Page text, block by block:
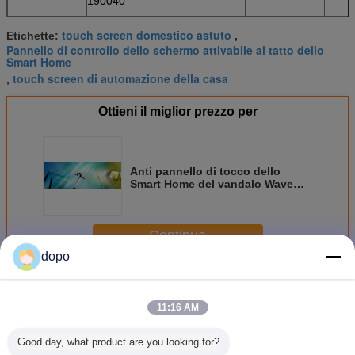
Etichette: touch screen domestico astuto ,
Pannello di controllo dello schermo attivabile al tatto dello
Smart Home
, touch screen di automazione della casa
Ottieni il miglior prezzo per
Anti pannello di tocco dello
Smart Home del vandalo Wave
Continua
PiùPannello di tocco domestico astuto
dopo
11:16 AM
Good day, what product are you looking for?